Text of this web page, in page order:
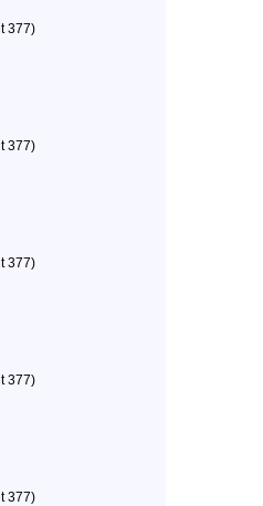
377)
377)
377)
377)
377)